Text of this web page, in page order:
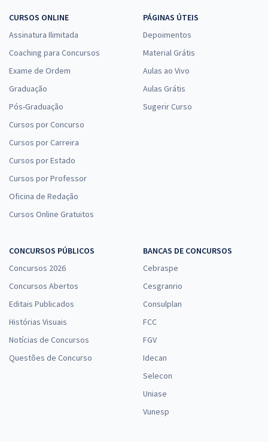
CURSOS ONLINE
Assinatura Ilimitada
Coaching para Concursos
Exame de Ordem
Graduação
Pós-Graduação
Cursos por Concurso
Cursos por Carreira
Cursos por Estado
Cursos por Professor
Oficina de Redação
Cursos Online Gratuitos
PÁGINAS ÚTEIS
Depoimentos
Material Grátis
Aulas ao Vivo
Aulas Grátis
Sugerir Curso
CONCURSOS PÚBLICOS
Concursos 2026
Concursos Abertos
Editais Publicados
Histórias Visuais
Notícias de Concursos
Questões de Concurso
BANCAS DE CONCURSOS
Cebraspe
Cesgranrio
Consulplan
FCC
FGV
Idecan
Selecon
Uniase
Vunesp